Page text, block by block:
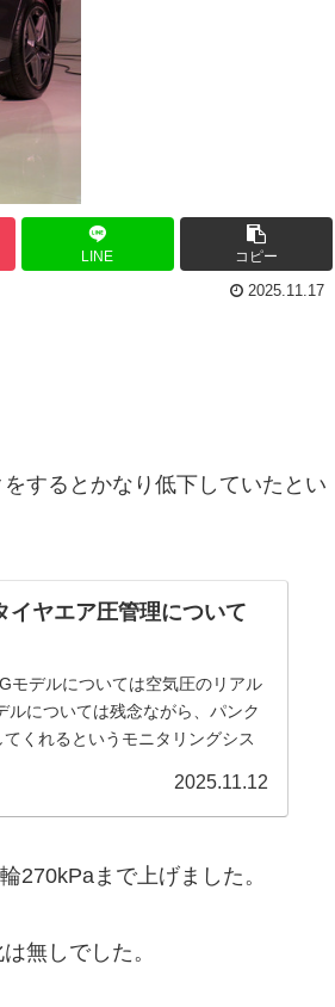
LINE コピー
2025.11.17
するとかなり低下していたとい
イヤエア圧管理について
デルについては空気圧のリアル
ルについては残念ながら、パンク
くれるというモニタリングシス
2025.11.12
270kPaまで上げました。
無しでした。